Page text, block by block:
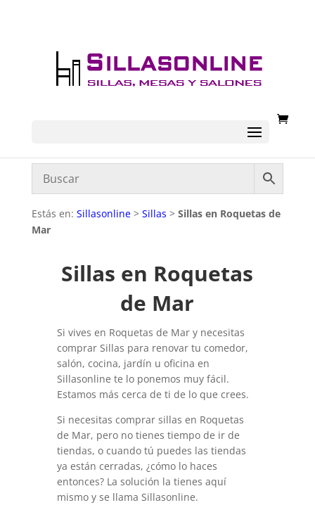
Estás en: Sillasonline> Sillas > Sillas en Roquetas de
Mar
Sillas en Roquetas
de Mar
Si vives en Roquetas de Mar y necesitas
comprar Sillas para renovar tu comedor,
salón, cocina, jardín u oficina en
Sillasonline te lo ponemos muy fácil.
Estamos más cerca de ti de lo que crees.
Si necesitas comprar sillas en Roquetas
de Mar, pero no tienes tiempo de ir de
tiendas, o cuando tú puedes las tiendas
ya están cerradas, ¿cómo lo haces
entonces? La solución la tienes aquí
mismo y se llama Sillasonline.